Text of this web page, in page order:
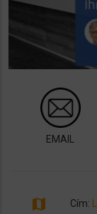
EMAIL
map Cím: